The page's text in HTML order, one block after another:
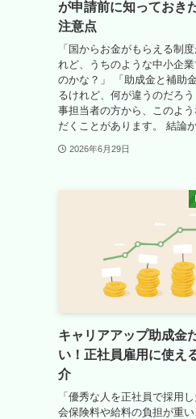
が申請前に知っておき
注意点
「国からお金がもらえる制
れど、うちのような中小企
のかな？」 「助成金と補助
るけれど、何が違うのだろ
事担当者の方から、このよ
だくことがあります。 結論
2026年6月29日
キャリアアップ助成金
い！正社員雇用に使え
介
「優秀な人を正社員で採用
会保険料や給料の負担が重